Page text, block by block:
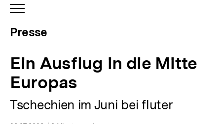
Mitte
Europas
Presse
INHALTSNAVIGATION
Presse
Ein Ausflug in die Mitte
Europas
Tschechien im Juni bei fluter